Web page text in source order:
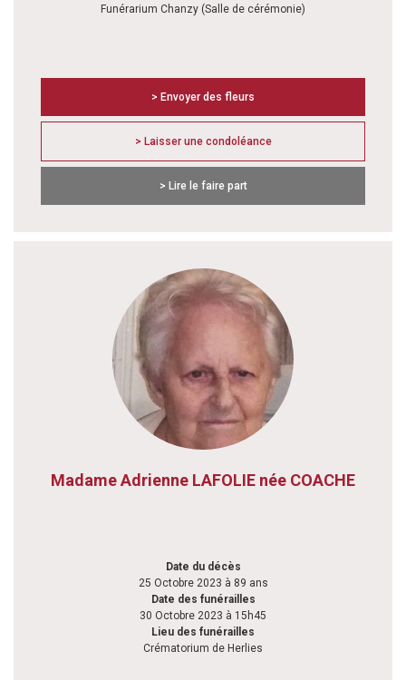
Funérarium Chanzy (Salle de cérémonie)
> Envoyer des fleurs
> Laisser une condoléance
> Lire le faire part
Madame Adrienne LAFOLIE née COACHE
Date du décès
25 Octobre 2023 à 89 ans
Date des funérailles
30 Octobre 2023 à 15h45
Lieu des funérailles
Crématorium de Herlies